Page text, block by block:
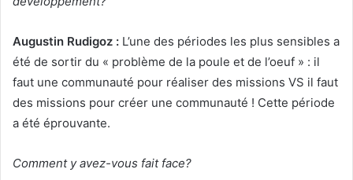
Augustin Rudigoz : L’une des périodes les plus sensibles a
été de sortir du « problème de la poule et de l’oeuf » : il
faut une communauté pour réaliser des missions VS il faut
des missions pour créer une communauté ! Cette période
a été éprouvante.
Comment y avez-vous fait face?